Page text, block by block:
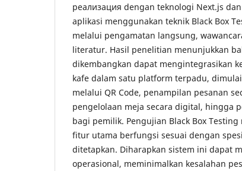
реализация dengan teknologi Next.js
aplikasi menggunakan teknik Black Box
melalui pengamatan langsung,
literatur. Hasil penelitian menunjukkan
dikembangkan dapat mengintegrasikan
kafe dalam satu platform terpadu,
melalui QR Code, penampilan pesanan
pengelolaan meja secara digital, hingga
bagi pemilik. Pengujian Black Box
fitur utama berfungsi sesuai dengan
ditetapkan. Diharapkan sistem ini dapat
operasional, meminimalkan kesalahan